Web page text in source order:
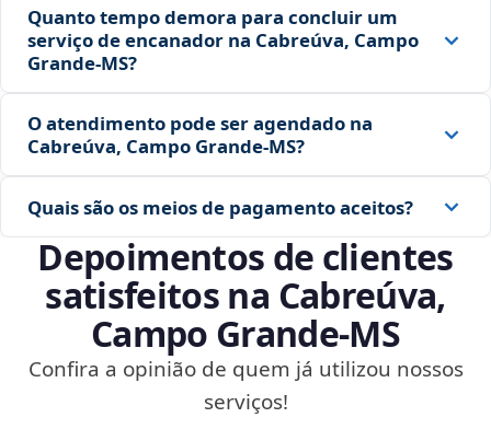
Quanto tempo demora para concluir um
serviço de encanador na Cabreúva, Campo
Grande‑MS?
O atendimento pode ser agendado na
Cabreúva, Campo Grande‑MS?
Quais são os meios de pagamento aceitos?
Depoimentos de clientes
satisfeitos na Cabreúva,
Campo Grande‑MS
Confira a opinião de quem já utilizou nossos
serviços!